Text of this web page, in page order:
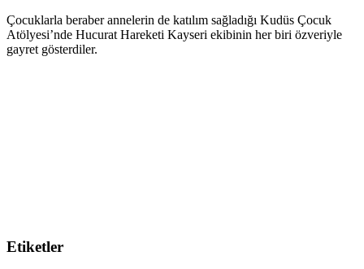
Çocuklarla beraber annelerin de katılım sağladığı Kudüs Çocuk
Atölyesi’nde Hucurat Hareketi Kayseri ekibinin her biri özveriyle
gayret gösterdiler.
Etiketler